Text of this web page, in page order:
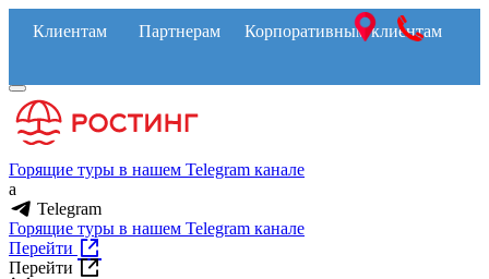
Клиентам Партнерам Корпоративным клиентам
Горящие туры в нашем Telegram канале
a
Telegram
Горящие туры в нашем Telegram канале
Перейти
Перейти